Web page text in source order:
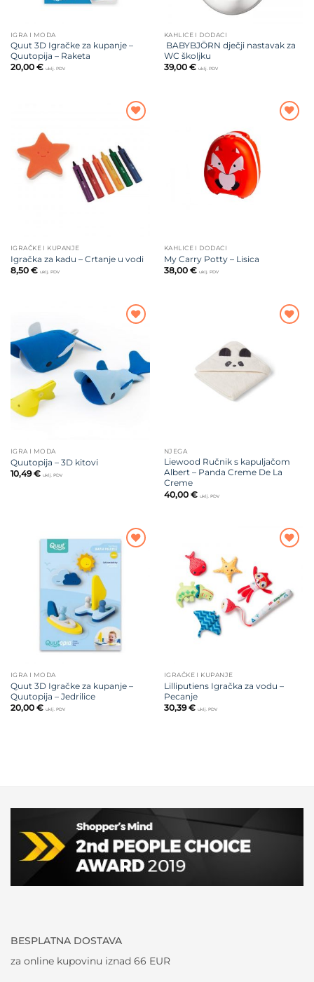
IGRA I MODA
Quut 3D Igračke za kupanje –
Quutopija – Raketa
20,00 € uklj. PDV
KAHLICE I DODACI
BABYBJÖRN dječji nastavak za
WC školjku
39,00 € uklj. PDV
želja
IGRAČKE I KUPANJE
Igračka za kadu – Crtanje u vodi
8,50 € uklj. PDV
KAHLICE I DODACI
My Carry Potty – Lisica
38,00 € uklj. PDV
želja
IGRA I MODA
Quutopija – 3D kitovi
10,49€ uklj. PDV
NJEGA
Liewood Ručnik s kapuljačom
Albert – Panda Creme De La
Creme
40,00 € uklj. PDV
Dodajte
na listu
IGRA I MODA
Quut 3D Igračke za kupanje –
Quutopija – Jedrilice
20,00 € uklj. PDV
IGRAČKE I KUPANJE
Lilliputiens Igračka za vodu –
Pecanje
30,39€ uklj. PDV
BESPLATNA DOSTAVA
za online kupovinu iznad 66 EUR